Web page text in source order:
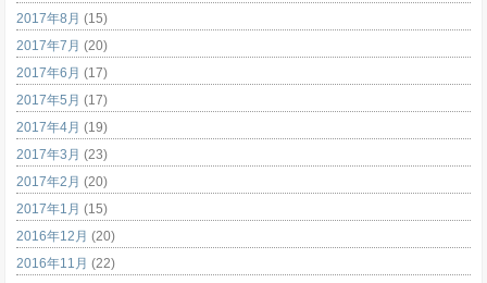
2017年8月 (15)
2017年7月 (20)
2017年6月 (17)
2017年5月 (17)
2017年4月 (19)
2017年3月 (23)
2017年2月 (20)
2017年1月 (15)
2016年12月 (20)
2016年11月 (22)